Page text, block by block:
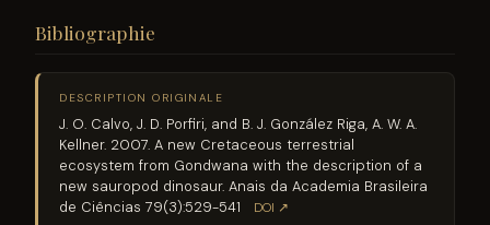
Bibliographie
DESCRIPTION ORIGINALE
J. O. Calvo, J. D. Porfiri, and B. J. González Riga, A. W. A.
Kellner. 2007. A new Cretaceous terrestrial
ecosystem from Gondwana with the description of a
new sauropod dinosaur. Anais da Academia Brasileira
de Ciências 79(3):529-541
DOI ↗